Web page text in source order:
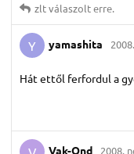
zltválaszolt erre.
Y yamashita
Hát ettől ferfordul a
Vak-Ond 2008.